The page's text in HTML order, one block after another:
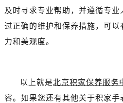
及时寻求专业帮助，并遵循专
过正确的维护和保养措施，可
力和美观度。
以上就是北京积家保养服务
容。如果您还有其他关于积家